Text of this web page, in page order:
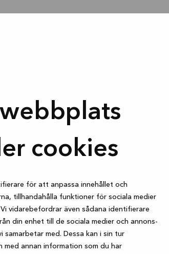
cookies
för att anpassa innehållet och
tillhandahålla funktioner för sociala medier
vidarebefordrar även sådana identifierare
din enhet till de sociala medier och annons-
samarbetar med. Dessa kan i sin tur
med annan information som du har